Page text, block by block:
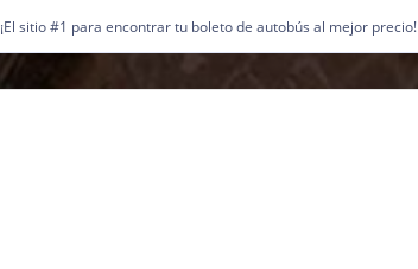
¡El sitio #1 para encontrar tu boleto de autobús al mejor precio!